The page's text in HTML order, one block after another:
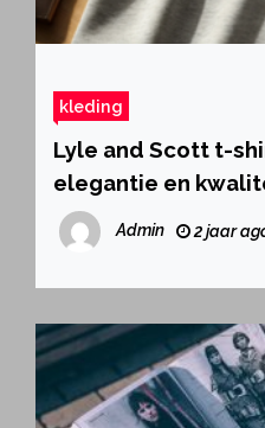
kleding
Lyle and Scott t-
elegantie en
Admin 2 jaar